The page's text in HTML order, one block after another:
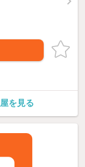
を見る